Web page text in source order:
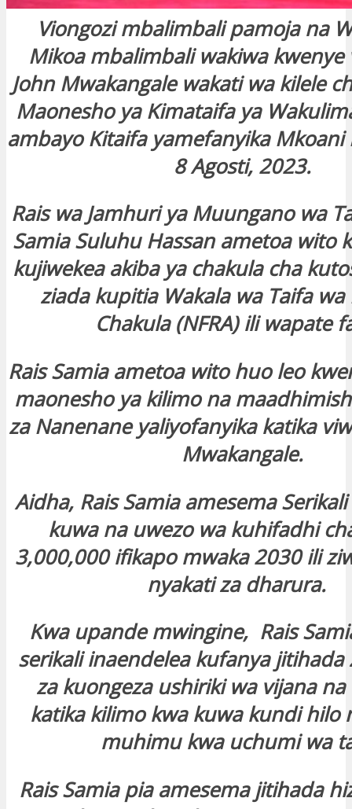
Viongozi mbalimbali pamoja na
Mikoa mbalimbali wakiwa kwenye
John Mwakangale wakati wa kilele
Maonesho ya Kimataifa ya
ambayo Kitaifa yamefanyika Mkoani
8 Agosti, 2023.
Rais wa Jamhuri ya Muungano wa
Samia Suluhu Hassan ametoa wito
kujiwekea akiba ya chakula cha
ziada kupitia Wakala wa Taifa
Chakula (NFRA) ili wapate
Rais Samia ametoa wito huo leo
maonesho ya kilimo na
za Nanenane yaliyofanyika katika
Mwakangale.
Aidha, Rais Samia amesema
kuwa na uwezo wa kuhifadhi
3,000,000 ifikapo mwaka 2030 ili
nyakati za dharura.
Kwa upande mwingine, Rais
serikali inaendelea kufanya jitihada
za kuongeza ushiriki wa vijana
katika kilimo kwa kuwa kundi hilo
muhimu kwa uchumi wa
Rais Samia pia amesema jitihada